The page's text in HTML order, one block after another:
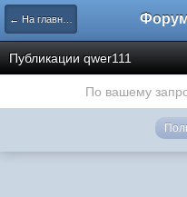
← На главную
Публикации qwer111
По вашему